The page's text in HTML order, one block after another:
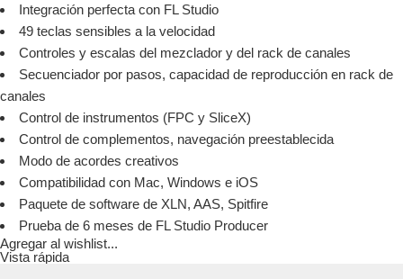
Integración perfecta con FL Studio
49 teclas sensibles a la velocidad
Controles y escalas del mezclador y del rack de canales
Secuenciador por pasos, capacidad de reproducción en rack de
canales
Control de instrumentos (FPC y SliceX)
Control de complementos, navegación preestablecida
Modo de acordes creativos
Compatibilidad con Mac, Windows e iOS
Paquete de software de XLN, AAS, Spitfire
Prueba de 6 meses de FL Studio Producer
Agregar al wishlist...
Vista rápida